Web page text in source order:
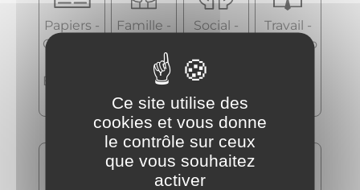
Papiers -
Citoyenn
Élections
Famille -
Social -
Travail -
Formatio
Ce site utilise des
cookies et vous donne
le contrôle sur ceux
que vous souhaitez
activer